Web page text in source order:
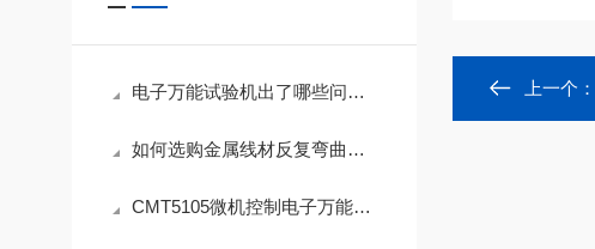
电子万能试验机出了哪些问题能自行修理
如何选购金属线材反复弯曲试验机
CMT5105微机控制电子万能试验机的相关参数
上一个：